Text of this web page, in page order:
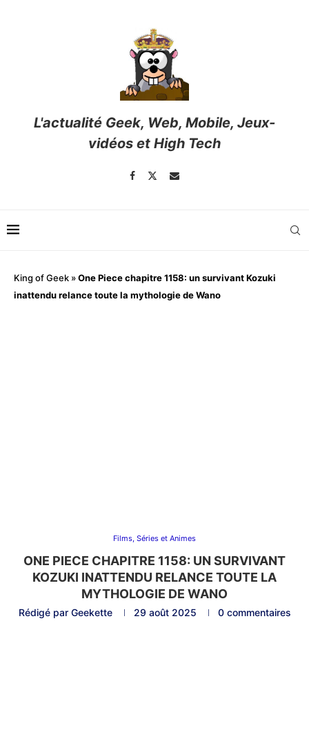
L'actualité Geek, Web, Mobile, Jeux-
vidéos et High Tech
King of Geek »One Piece chapitre 1158: un survivant Kozuki
inattendu relance toute la mythologie de Wano
Films, Séries et Animes
ONE PIECE CHAPITRE 1158: UN SURVIVANT
KOZUKI INATTENDU RELANCE TOUTE LA
MYTHOLOGIE DE WANO
Rédigé par Geekette 29 août 2025 0 commentaires